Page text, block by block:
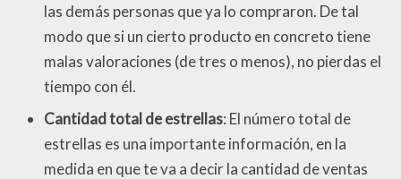
las demás personas que ya lo compraron. De tal
modo que si un cierto producto en concreto tiene
malas valoraciones (de tres o menos), no pierdas el
tiempo con él.
Cantidad total de estrellas: El número total de
estrellas es una importante información, en la
medida en que te va a decir la cantidad de ventas